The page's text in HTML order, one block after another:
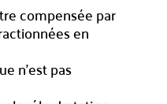
compensée par
en
n’est pas